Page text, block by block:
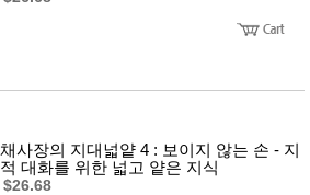
채사장의 지대넓얕 4 : 보이지 않는 손 - 지
적 대화를 위한 넓고 얕은 지식
$26.68